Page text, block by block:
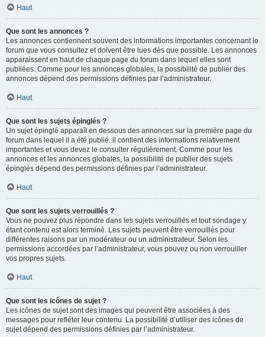
Haut
Que sont les annonces ?
Les annonces contiennent souvent des informations importantes concernant le
forum que vous consultez et doivent être lues dès que possible. Les annonces
apparaissent en haut de chaque page du forum dans lequel elles sont
publiées. Comme pour les annonces globales, la possibilité de publier des
annonces dépend des permissions définies par l’administrateur.
Haut
Que sont les sujets épinglés ?
Un sujet épinglé apparaît en dessous des annonces sur la première page du
forum dans lequel il a été publié. il contient des informations relativement
importantes et vous devez le consulter régulièrement. Comme pour les
annonces et les annonces globales, la possibilité de publier des sujets
épinglés dépend des permissions définies par l’administrateur.
Haut
Que sont les sujets verrouillés ?
Vous ne pouvez plus répondre dans les sujets verrouillés et tout sondage y
étant contenu est alors terminé. Les sujets peuvent être verrouillés pour
différentes raisons par un modérateur ou un administrateur. Selon les
permissions accordées par l’administrateur, vous pouvez ou non verrouiller
vos propres sujets.
Haut
Que sont les icônes de sujet ?
Les icônes de sujet sont des images qui peuvent être associées à des
messages pour refléter leur contenu. La possibilité d’utiliser des icônes de
sujet dépend des permissions définies par l’administrateur.